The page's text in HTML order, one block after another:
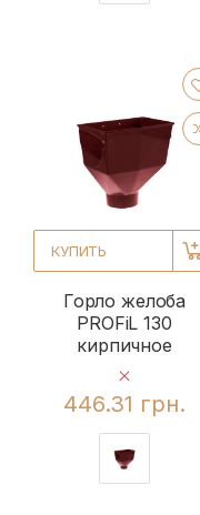
КУПИТЬ
Горло желоба
PROFiL 130
кирпичное
446.31 грн.